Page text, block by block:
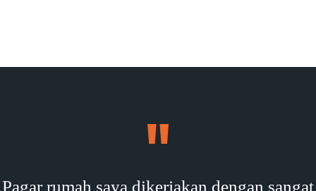
Pagar rumah saya dikerjakan dengan sangat